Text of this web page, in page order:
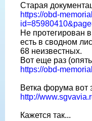
Старая
https://obd-
Не протегирован
есть в сводном
68 неизвестных.
Вот еще раз
https://obd-
Ветка форума вот
http://
Кажется так...